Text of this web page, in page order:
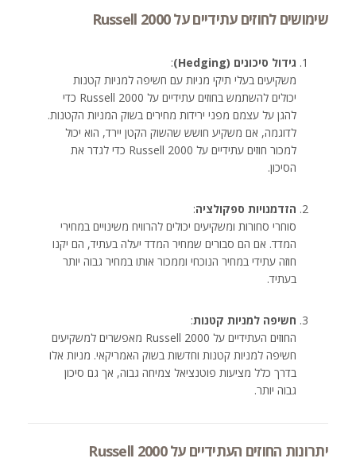
שימושים לחוזים עתידיים על Russell 2000
גידול סיכונים (Hedging)
:
משקיעים בעלי תיקי מניות עם חשיפה למניות קטנות
יכולים להשתמש בחוזים עתידיים על Russell 2000 כדי
להגן על עצמם מפני ירידות מחירים בשוק המניות הקטנות.
לדוגמה, אם משקיע חושש שהשוק הקטן יירד, הוא יכול
למכור חוזים עתידיים על Russell 2000 כדי לגדר את
הסיכון.
הזדמנויות ספקולציה:
סוחרי סחורות ומשקיעים יכולים להרוויח משינויים במחירי
המדד. אם הם סבורים שמחיר המדד יעלה בעתיד, הם יקנו
חוזה עתידי במחיר הנוכחי וממכור אותו במחיר גבוה יותר
בעתיד.
חשיפה למניות קטנות:
החוזים העתידיים על Russell 2000 מאפשרים למשקיעים
חשיפה למניות קטנות וחדשות בשוק האמריקאי. מניות אלו
בדרך כלל מציעות פוטנציאל צמיחה גבוה, אך גם סיכון
גבוה יותר.
יתרונות החוזים העתידיים על Russell 2000